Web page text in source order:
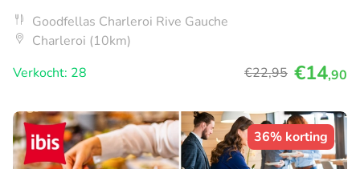
Goodfellas Charleroi Rive Gauche
Charleroi (10km)
Verkocht: 28
€22,95 €14,90
36% korting